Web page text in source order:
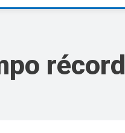
récord